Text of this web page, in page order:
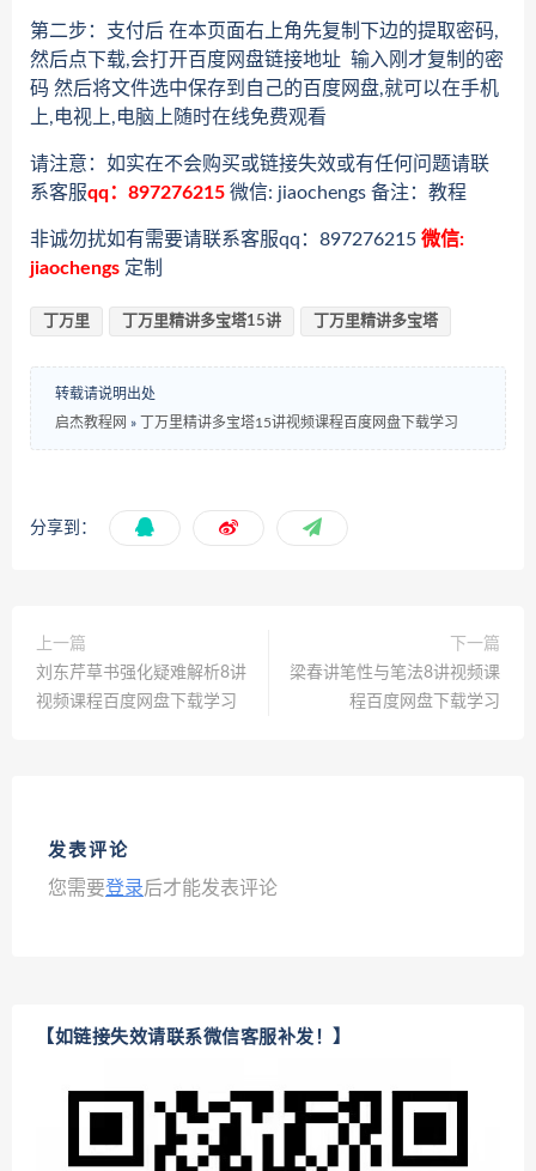
第二步：支付后 在本页面右上角先复制下边的提取密码,
然后点下载,会打开百度网盘链接地址 输入刚才复制的密
码 然后将文件选中保存到自己的百度网盘,就可以在手机
上,电视上,电脑上随时在线免费观看
请注意：如实在不会购买或链接失效或有任何问题请联
系客服qq：897276215 微信: jiaochengs 备注：教程
非诚勿扰如有需要请联系客服qq：897276215 微信:
jiaochengs 定制
丁万里 丁万里精讲多宝塔15讲 丁万里精讲多宝塔
转载请说明出处
启杰教程网 » 丁万里精讲多宝塔15讲视频课程百度网盘下载学习
分享到：
上一篇
刘东芹草书强化疑难解析8讲
视频课程百度网盘下载学习
下一篇
梁春讲笔性与笔法8讲视频课
程百度网盘下载学习
发表评论
您需要登录后才能发表评论
【如链接失效请联系微信客服补发！】